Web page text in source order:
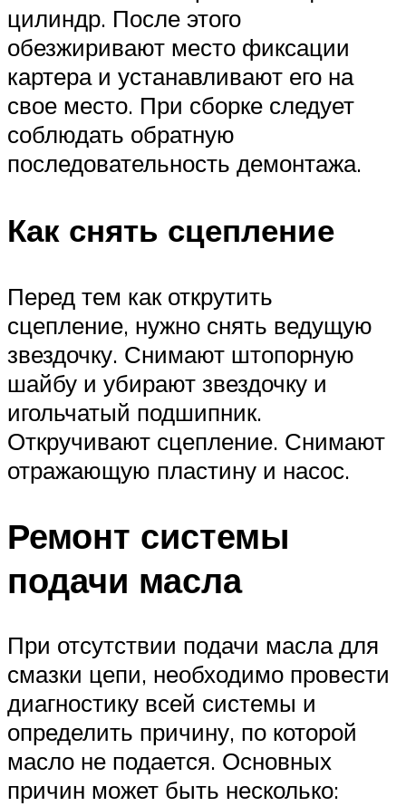
цилиндр. После этого
обезжиривают место фиксации
картера и устанавливают его на
свое место. При сборке следует
соблюдать обратную
последовательность демонтажа.
Как снять сцепление
Перед тем как открутить
сцепление, нужно снять ведущую
звездочку. Снимают штопорную
шайбу и убирают звездочку и
игольчатый подшипник.
Откручивают сцепление. Снимают
отражающую пластину и насос.
Ремонт системы
подачи масла
При отсутствии подачи масла для
смазки цепи, необходимо провести
диагностику всей системы и
определить причину, по которой
масло не подается. Основных
причин может быть несколько: